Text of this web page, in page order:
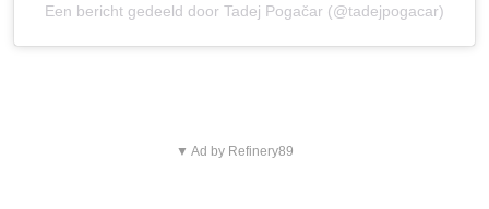
Een bericht gedeeld door Tadej Pogačar (@tadejpogacar)
▼ Ad by Refinery89